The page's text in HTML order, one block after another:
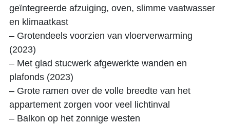
geïntegreerde afzuiging, oven, slimme vaatwasser
en klimaatkast
– Grotendeels voorzien van vloerverwarming
(2023)
– Met glad stucwerk afgewerkte wanden en
plafonds (2023)
– Grote ramen over de volle breedte van het
appartement zorgen voor veel lichtinval
– Balkon op het zonnige westen